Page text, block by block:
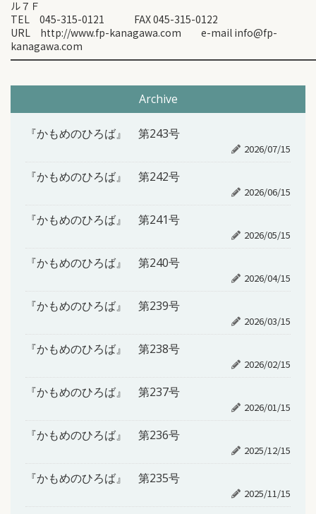
ル７Ｆ
TEL 045-315-0121 FAX 045-315-0122
URL http://www.fp-kanagawa.com e-mail info@fp-
kanagawa.com
Archive
『かもめのひろば』 第243号
2026/07/15
『かもめのひろば』 第242号
2026/06/15
『かもめのひろば』 第241号
2026/05/15
『かもめのひろば』 第240号
2026/04/15
『かもめのひろば』 第239号
2026/03/15
『かもめのひろば』 第238号
2026/02/15
『かもめのひろば』 第237号
2026/01/15
『かもめのひろば』 第236号
2025/12/15
『かもめのひろば』 第235号
2025/11/15